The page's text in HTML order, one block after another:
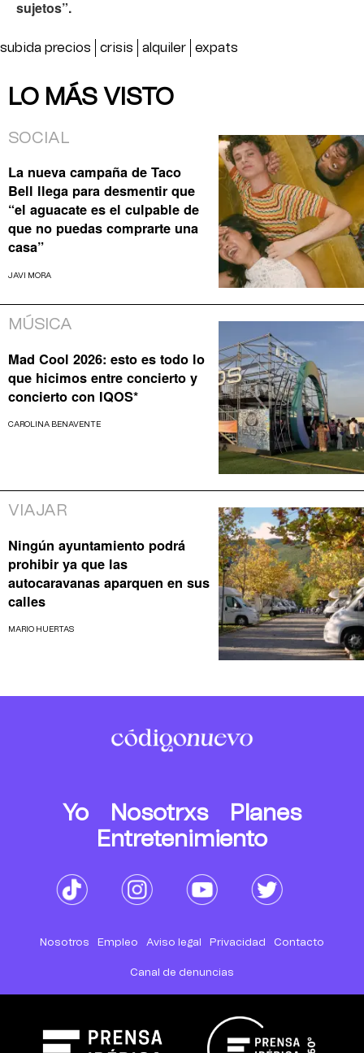
sujetos”.
subida precios crisis alquiler expats
LO MÁS VISTO
SOCIAL
La nueva campaña de Taco
Bell llega para desmentir que
“el aguacate es el culpable de
que no puedas comprarte una
casa”
JAVI MORA
MÚSICA
Mad Cool 2026: esto es todo lo
que hicimos entre concierto y
concierto con IQOS*
CAROLINA BENAVENTE
VIAJAR
Ningún ayuntamiento podrá
prohibir ya que las
autocaravanas aparquen en sus
calles
MARIO HUERTAS
Yo Nosotrxs
Planes
Entretenimiento
Nosotros Empleo Aviso legal Privacidad Contacto
Canal de denuncias